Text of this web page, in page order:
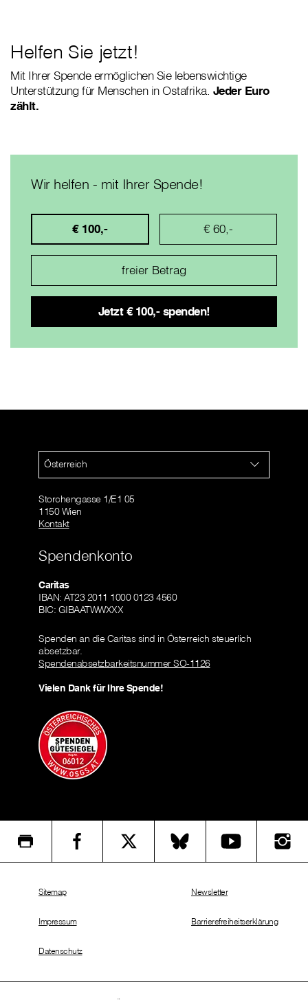
Helfen Sie jetzt!
Mit Ihrer Spende ermöglichen Sie lebenswichtige
Unterstützung für Menschen in Ostafrika. Jeder Euro
zählt.
Wir helfen - mit Ihrer Spende!
€ 100,- € 60,-
Österreich
Storchengasse 1/E1 05
1150 Wien
Kontakt
Spendenkonto
Caritas
IBAN: AT23 2011 1000 0123 4560
BIC: GIBAATWWXXX
Spenden an die Caritas sind in Österreich steuerlich
absetzbar.
Spendenabsetzbarkeitsnummer SO-1126
Vielen Dank für Ihre Spende!
Sitemap
Impressum
Datenschutz
Newsletter
Barrierefreiheitserklärung